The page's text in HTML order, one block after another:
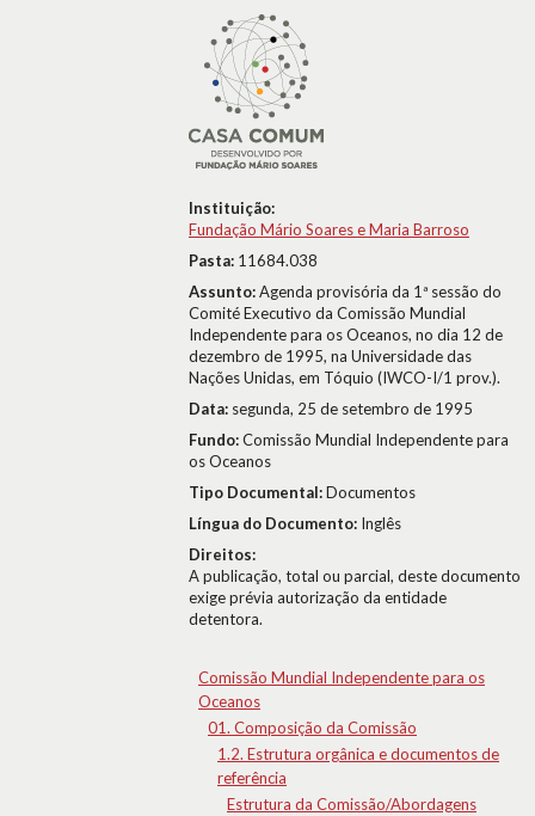
Instituição:
Fundação Mário Soares e Maria Barroso
Pasta: 11684.038
Assunto:Agenda provisória da 1ª sessão do
Comité Executivo da Comissão Mundial
Independente para os Oceanos, no dia 12 de
dezembro de 1995, na Universidade das
Nações Unidas, em Tóquio (IWCO-I/1 prov.).
Data: segunda, 25 de setembro de 1995
Fundo:Comissão Mundial Independente para
os Oceanos
Tipo Documental:Documentos
Língua do Documento: Inglês
Direitos:
A publicação, total ou parcial, deste documento
exige prévia autorização da entidade
detentora.
Comissão Mundial Independente para os
Oceanos
01. Composição da Comissão
1.2. Estrutura orgânica e documentos de
referência
Estrutura da Comissão/Abordagens